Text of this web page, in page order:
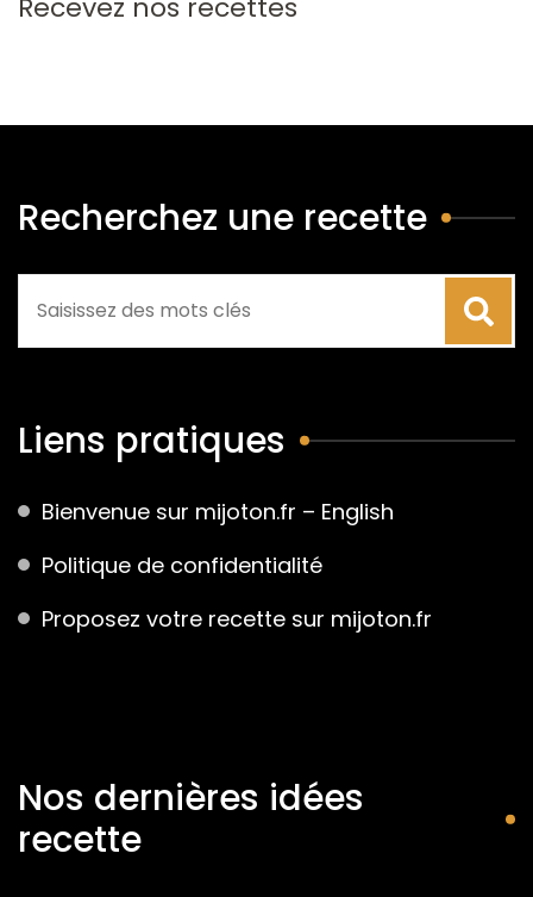
Recevez nos recettes
Recherchez une recette
Liens pratiques
Bienvenue sur mijoton.fr – English
Politique de confidentialité
Proposez votre recette sur mijoton.fr
Nos dernières idées
recette